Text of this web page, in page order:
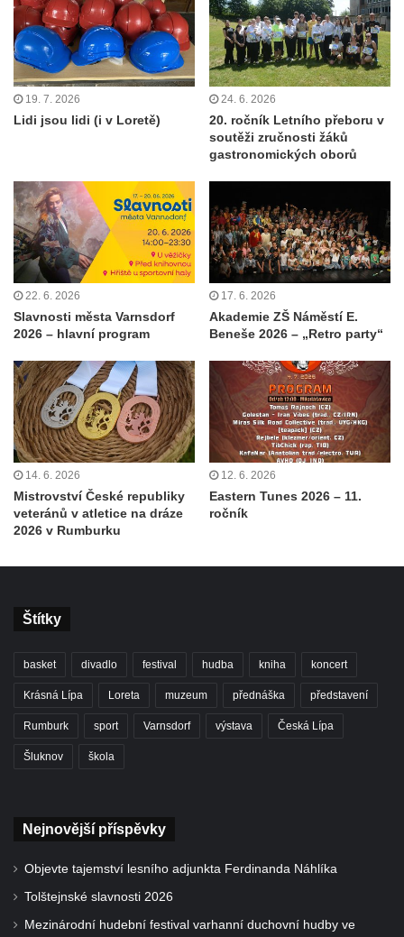
19. 7. 2026
Lidi jsou lidi (i v Loretě)
24. 6. 2026
20. ročník Letního přeboru v
soutěži zručnosti žáků
gastronomických oborů
22. 6. 2026
Slavnosti města Varnsdorf
2026 – hlavní program
17. 6. 2026
Akademie ZŠ Náměstí E.
Beneše 2026 – „Retro party“
14. 6. 2026
Mistrovství České republiky
veteránů v atletice na dráze
2026 v Rumburku
12. 6. 2026
Eastern Tunes 2026 – 11.
ročník
Štítky
basket divadlo festival hudba kniha koncert
Krásná Lípa Loreta muzeum přednáška představení
Rumburk sport Varnsdorf výstava Česká Lípa
Šluknov škola
Nejnovější příspěvky
Objevte tajemství lesního adjunkta Ferdinanda Náhlíka
Tolštejnské slavnosti 2026
Mezinárodní hudební festival varhanní duchovní hudby ve